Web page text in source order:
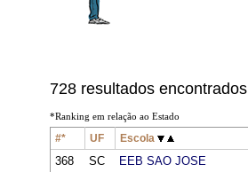
728 resultados encontrados
*Ranking em relação ao Estado
#* UF Escola
368 SC EEB SAO JOSE